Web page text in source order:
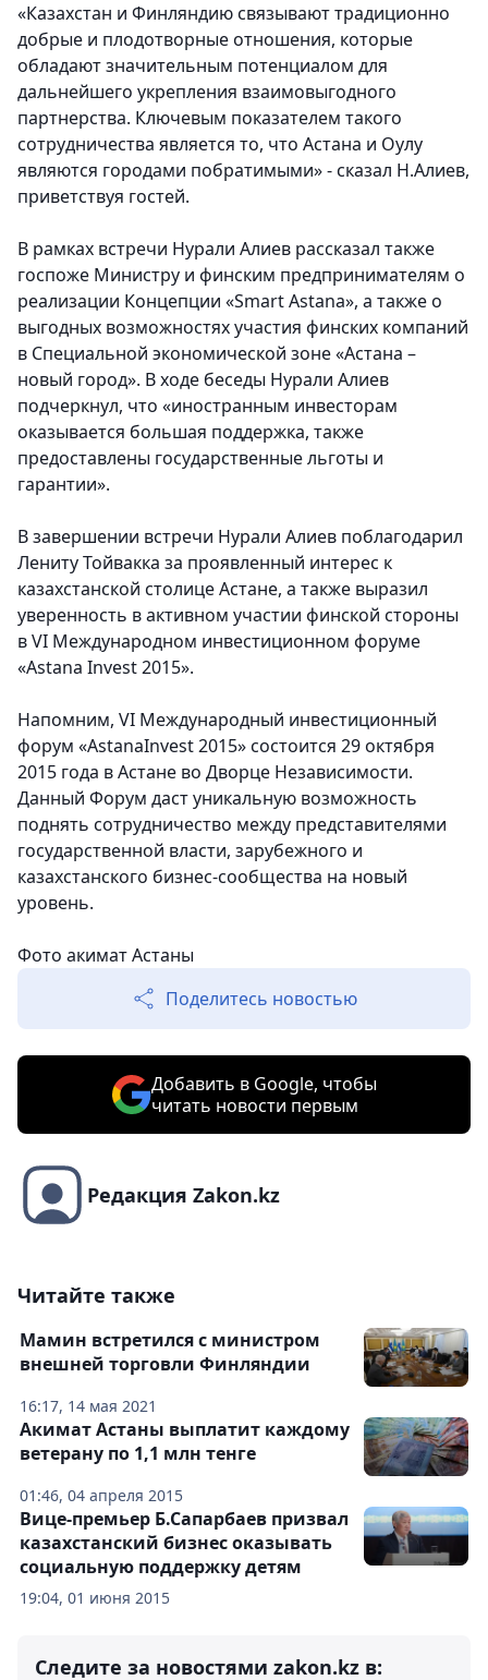
«Казахстан и Финляндию связывают традиционно
добрые и плодотворные отношения, которые
обладают значительным потенциалом для
дальнейшего укрепления взаимовыгодного
партнерства. Ключевым показателем такого
сотрудничества является то, что Астана и Оулу
являются городами побратимыми» - сказал Н.Алиев,
приветствуя гостей.
В рамках встречи Нурали Алиев рассказал также
госпоже Министру и финским предпринимателям о
реализации Концепции «Smart Astana», а также о
выгодных возможностях участия финских компаний
в Специальной экономической зоне «Астана –
новый город». В ходе беседы Нурали Алиев
подчеркнул, что «иностранным инвесторам
оказывается большая поддержка, также
предоставлены государственные льготы и
гарантии».
В завершении встречи Нурали Алиев поблагодарил
Лениту Тойвакка за проявленный интерес к
казахстанской столице Астане, а также выразил
уверенность в активном участии финской стороны
в VI Международном инвестиционном форуме
«Astana Invest 2015».
Напомним, VI Международный инвестиционный
форум «AstanaInvest 2015» состоится 29 октября
2015 года в Астане во Дворце Независимости.
Данный Форум даст уникальную возможность
поднять сотрудничество между представителями
государственной власти, зарубежного и
казахстанского бизнес-сообщества на новый
уровень.
Фото акимат Астаны
Поделитесь новостью
Добавить в Google, чтобы
читать новости первым
Редакция Zakon.kz
Читайте также
16:17, 14 мая 2021
Мамин встретился с министром
внешней торговли Финляндии
01:46, 04 апреля 2015
Акимат Астаны выплатит каждому
ветерану по 1,1 млн тенге
19:04, 01 июня 2015
Вице-премьер Б.Сапарбаев призвал
казахстанский бизнес оказывать
социальную поддержку детям
Следите за новостями zakon.kz в: